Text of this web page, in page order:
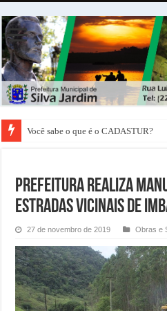
Você sabe o que é o CADASTUR?
Prefeitura realiza
Estradas Vicinais de
27 de novembro de 2019 Obras e